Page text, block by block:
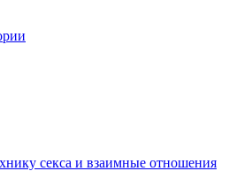
секса и взаимные отношения